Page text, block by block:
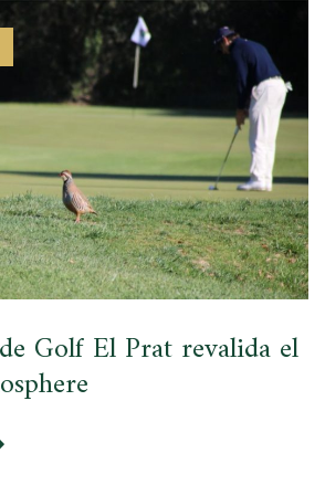
Golf El Prat revalida el